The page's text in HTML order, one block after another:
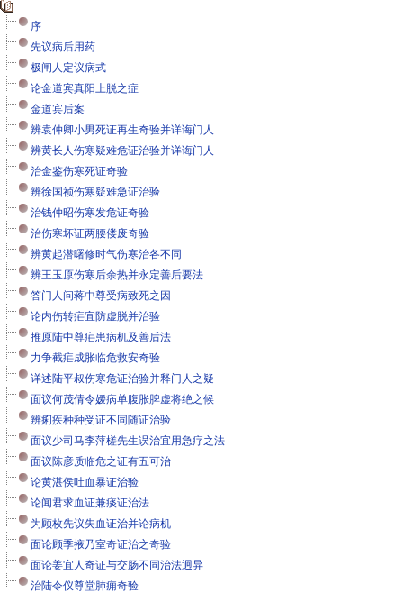
序
先议病后用药
极闸人定议病式
论金道宾真阳上脱之症
金道宾后案
辨袁仲卿小男死证再生奇验并详诲门人
辨黄长人伤寒疑难危证治验并详诲门人
治金鉴伤寒死证奇验
辨徐国祯伤寒疑难急证治验
治钱仲昭伤寒发危证奇验
治伤寒坏证两腰偻废奇验
辨黄起潜曙修时气伤寒治各不同
辨王玉原伤寒后余热并永定善后要法
答门人问蒋中尊受病致死之因
论内伤转疟宜防虚脱并治验
推原陆中尊疟患病机及善后法
力争截疟成胀临危救安奇验
详述陆平叔伤寒危证治验并释门人之疑
面议何茂倩令嫒病单腹胀脾虚将绝之候
辨痢疾种种受证不同随证治验
面议少司马李萍槎先生误治宜用急疗之法
面议陈彦质临危之证有五可治
论黄湛侯吐血暴证治验
论闻君求血证兼痰证治法
为顾枚先议失血证治并论病机
面论顾季掖乃室奇证治之奇验
面论姜宜人奇证与交肠不同治法迥异
治陆令仪尊堂肺痈奇验